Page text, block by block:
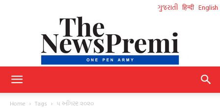
ગુજરાતી हिन्दी English
Home Tags ૫ ઑગસ્ટ ૨૦૨૦